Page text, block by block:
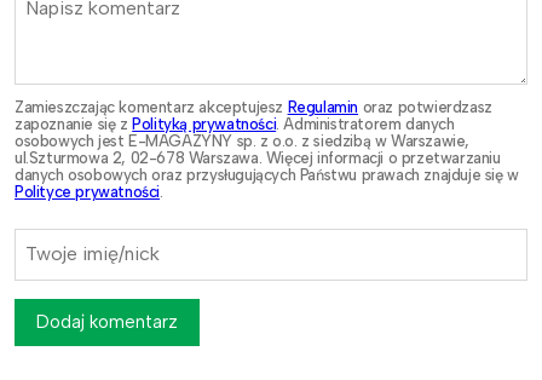
Zamieszczając komentarz akceptujesz Regulamin oraz potwierdzasz
zapoznanie się zPolityką prywatności . Administratorem danych
osobowych jest E-MAGAZYNY sp. z o.o. z siedzibą w Warszawie,
ul.Szturmowa 2, 02-678 Warszawa. Więcej informacji o przetwarzaniu
danych osobowych oraz przysługujących Państwu prawach znajduje się w
Polityce prywatności
Dodaj komentarz